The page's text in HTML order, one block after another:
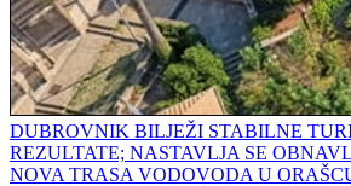
DUBROVNIK BILJEŽI STABILNE
REZULTATE; NASTAVLJA SE
NOVA TRASA VODOVODA U